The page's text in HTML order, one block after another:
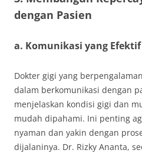
dengan Pasien
a. Komunikasi yang Efektif
Dokter gigi yang
dalam berkomunikasi dengan
menjelaskan kondisi gigi dan
mudah dipahami. Ini penting
nyaman dan yakin dengan
dijalaninya. Dr. Rizky Ananta,